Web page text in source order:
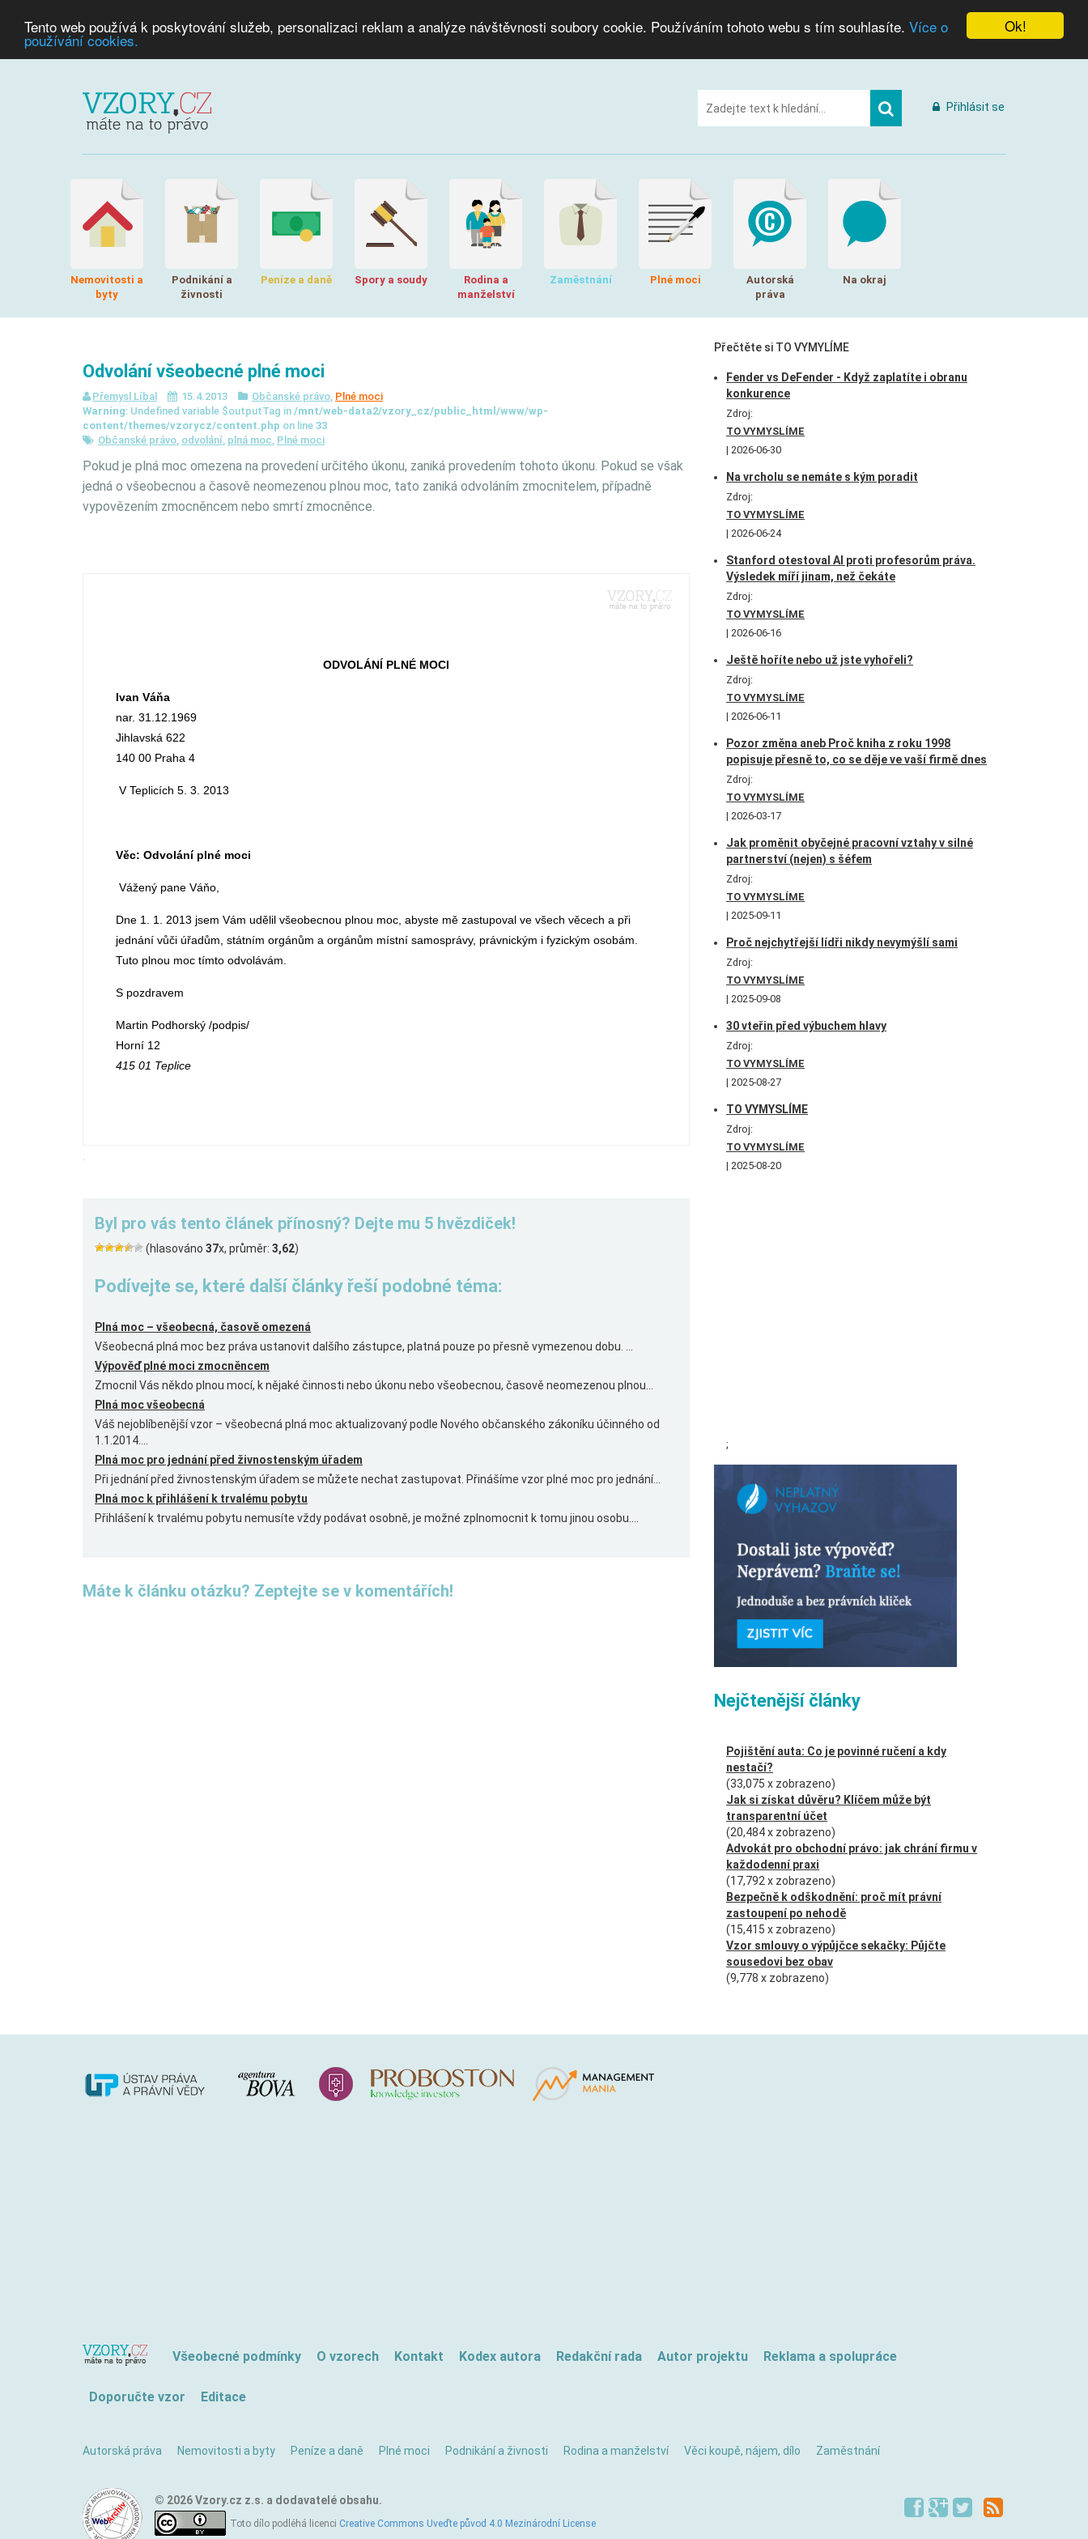
Ok!
Tento web používá k poskytování služeb, personalizaci reklam a analýze návštěvnosti soubory cookie. Používáním tohoto webu s tím souhlasíte. Více o
používání cookies.
Přihlásit se
Nemovitosti a
byty
Podnikání a
živnosti
Peníze a daně Spory a soudy
Rodina a
manželství
Zaměstnání Plné moci
Autorská
práva
Na okraj
Odvolání všeobecné plné moci
Přemysl Líbal 15.4.2013 Občanské právo, Plné moci
Warning: Undefined variable $outputTag in /mnt/web-data2/vzory_cz/public_html/www/wp-
content/themes/vzorycz/content.php on line 33
Občanské právo, odvolání, plná moc, Plné moci
Pokud je plná moc omezena na provedení určitého úkonu, zaniká provedením tohoto úkonu. Pokud se však
jedná o všeobecnou a časově neomezenou plnou moc, tato zaniká odvoláním zmocnitelem, případně
vypovězením zmocněncem nebo smrtí zmocněnce.
ODVOLÁNÍ PLNÉ MOCI
Ivan Váňa
nar. 31.12.1969
Jihlavská 622
140 00 Praha 4
V Teplicích 5. 3. 2013
Věc: Odvolání plné moci
Vážený pane Váňo,
Dne 1. 1. 2013 jsem Vám udělil všeobecnou plnou moc, abyste mě zastupoval ve všech věcech a při
jednání vůči úřadům, státním orgánům a orgánům místní samosprávy, právnickým i fyzickým osobám.
Tuto plnou moc tímto odvolávám.
S pozdravem
Martin Podhorský /podpis/
Horní 12
415 01 Teplice
.
Byl pro vás tento článek přínosný? Dejte mu 5 hvězdiček!
(hlasováno 37x, průměr: 3,62)
Podívejte se, které další články řeší podobné téma:
Plná moc – všeobecná, časově omezená
Všeobecná plná moc bez práva ustanovit dalšího zástupce, platná pouze po přesně vymezenou dobu. ...
Výpověď plné moci zmocněncem
Zmocnil Vás někdo plnou mocí, k nějaké činnosti nebo úkonu nebo všeobecnou, časově neomezenou plnou...
Plná moc všeobecná
Váš nejoblíbenější vzor – všeobecná plná moc aktualizovaný podle Nového občanského zákoníku účinného od
1.1.2014....
Plná moc pro jednání před živnostenským úřadem
Při jednání před živnostenským úřadem se můžete nechat zastupovat. Přinášíme vzor plné moc pro jednání...
Plná moc k přihlášení k trvalému pobytu
Přihlášení k trvalému pobytu nemusíte vždy podávat osobně, je možné zplnomocnit k tomu jinou osobu....
Máte k článku otázku? Zeptejte se v komentářích!
Přečtěte si TO VYMYLÍME
Fender vs DeFender - Když zaplatíte i obranu
konkurence
Zdroj:
TO VYMYSLÍME
2026-06-30
Na vrcholu se nemáte s kým poradit
Zdroj:
TO VYMYSLÍME
2026-06-24
Stanford otestoval AI proti profesorům práva.
Výsledek míří jinam, než čekáte
Zdroj:
TO VYMYSLÍME
2026-06-16
Ještě hoříte nebo už jste vyhořeli?
Zdroj:
TO VYMYSLÍME
2026-06-11
Pozor změna aneb Proč kniha z roku 1998
popisuje přesně to, co se děje ve vaší firmě dnes
Zdroj:
TO VYMYSLÍME
2026-03-17
Jak proměnit obyčejné pracovní vztahy v silné
partnerství (nejen) s šéfem
Zdroj:
TO VYMYSLÍME
2025-09-11
Proč nejchytřejší lídři nikdy nevymýšlí sami
Zdroj:
TO VYMYSLÍME
2025-09-08
30 vteřin před výbuchem hlavy
Zdroj:
TO VYMYSLÍME
2025-08-27
TO VYMYSLÍME
Zdroj:
TO VYMYSLÍME
2025-08-20
;
Nejčtenější články
Pojištění auta: Co je povinné ručení a kdy
nestačí?
(33,075 x zobrazeno)
Jak si získat důvěru? Klíčem může být
transparentní účet
(20,484 x zobrazeno)
Advokát pro obchodní právo: jak chrání firmu v
každodenní praxi
(17,792 x zobrazeno)
Bezpečně k odškodnění: proč mít právní
zastoupení po nehodě
(15,415 x zobrazeno)
Vzor smlouvy o výpůjčce sekačky: Půjčte
sousedovi bez obav
(9,778 x zobrazeno)
Všeobecné podmínky O vzorech Kontakt Kodex autora Redakční rada Autor projektu Reklama a spolupráce
Doporučte vzor Editace
Autorská práva Nemovitosti a byty Peníze a daně Plné moci Podnikání a živnosti Rodina a manželství Věci koupě, nájem, dílo Zaměstnání
© 2026 Vzory.cz z.s. a dodavatelé obsahu.
Toto dílo podléhá licenci Creative Commons Uveďte původ 4.0 Mezinárodní License